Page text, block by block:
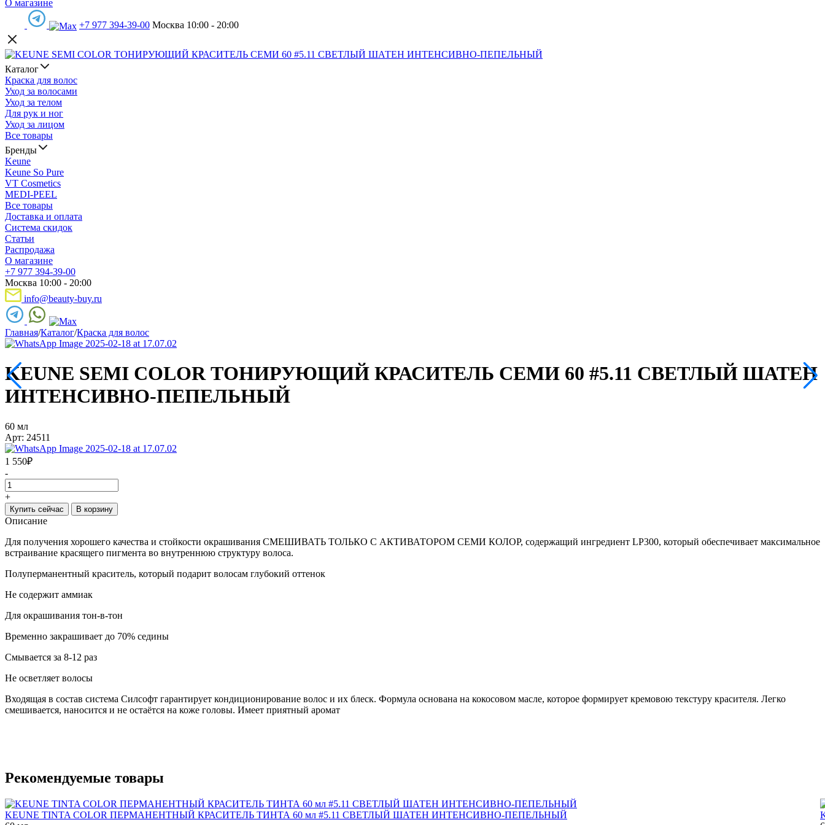
О магазине
+7 977 394-39-00 Москва 10:00 - 20:00
Каталог
Краска для волос
Уход за волосами
Уход за телом
Для рук и ног
Уход за лицом
Все товары
Бренды
Keune
Keune So Pure
VT Cosmetics
MEDI-PEEL
Все товары
Доставка и оплата
Система скидок
Статьи
Распродажа
О магазине
+7 977 394-39-00
Москва 10:00 - 20:00
info@beauty-buy.ru
Главная/Каталог/Краска для волос
KEUNE SEMI COLOR ТОНИРУЮЩИЙ КРАСИТЕЛЬ СЕМИ 60 #5.11 СВЕТЛЫЙ ШАТЕН
ИНТЕНСИВНО-ПЕПЕЛЬНЫЙ
60 мл
Арт: 24511
1 550₽
-
+
Купить сейчас В корзину
Описание
Для получения хорошего качества и стойкости окрашивания СМЕШИВАТЬ ТОЛЬКО С АКТИВАТОРОМ СЕМИ КОЛОР, содержащий ингредиент LP300, который обеспечивает максимальное
встраивание красящего пигмента во внутреннюю структуру волоса.
Полуперманентный краситель, который подарит волосам глубокий оттенок
Не содержит аммиак
Для окрашивания тон-в-тон
Временно закрашивает до 70% седины
Смывается за 8-12 раз
Не осветляет волосы
Входящая в состав система Силсофт гарантирует кондиционирование волос и их блеск. Формула основана на кокосовом масле, которое формирует кремовою текстуру красителя. Легко
смешивается, наносится и не остаётся на коже головы. Имеет приятный аромат
Рекомендуемые товары
KEUNE TINTA COLOR ПЕРМАНЕНТНЫЙ КРАСИТЕЛЬ ТИНТА 60 мл #5.11 СВЕТЛЫЙ ШАТЕН ИНТЕНСИВНО-ПЕПЕЛЬНЫЙ